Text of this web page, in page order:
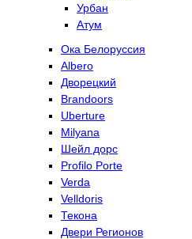
Урбан
Атум
Ока Белоруссия
Albero
Дворецкий
Brandoors
Uberture
Milyana
Шейл дорс
Profilo Porte
Verda
Velldoris
Текона
Двери Регионов